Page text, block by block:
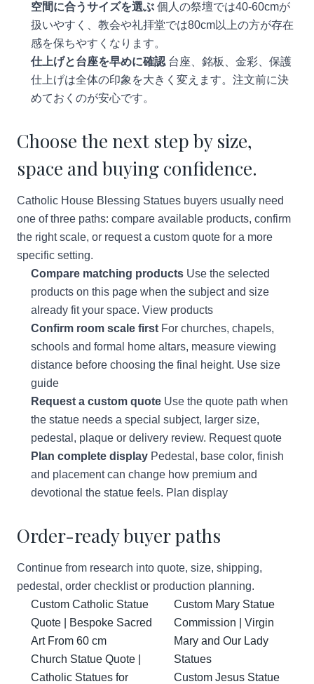
空間に合うサイズを選ぶ 個人の祭壇では40-60cmが
扱いやすく、教会や礼拝堂では80cm以上の方が存在
感を保ちやすくなります。
仕上げと台座を早めに確認 台座、銘板、金彩、保護
仕上げは全体の印象を大きく変えます。注文前に決
めておくのが安心です。
Choose the next step by size,
space and buying confidence.
Catholic House Blessing Statues buyers usually need
one of three paths: compare available products, confirm
the right scale, or request a custom quote for a more
specific setting.
Compare matching products Use the selected
products on this page when the subject and size
already fit your space. View products
Confirm room scale first For churches, chapels,
schools and formal home altars, measure viewing
distance before choosing the final height. Use size
guide
Request a custom quote Use the quote path when
the statue needs a special subject, larger size,
pedestal, plaque or delivery review. Request quote
Plan complete display Pedestal, base color, finish
and placement can change how premium and
devotional the statue feels. Plan display
Order-ready buyer paths
Continue from research into quote, size, shipping,
pedestal, order checklist or production planning.
Custom Catholic Statue
Quote | Bespoke Sacred
Art From 60 cm
Church Statue Quote |
Catholic Statues for
Custom Mary Statue
Commission | Virgin
Mary and Our Lady
Statues
Custom Jesus Statue